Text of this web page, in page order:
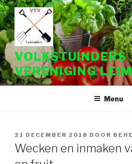
Naar
de
inhoud
springen
VOLKSTUINDERS
VERENIGING
Menu
GEPLAATST
OP
21 DECEMBER 2018 DOOR
Wecken en inmaken